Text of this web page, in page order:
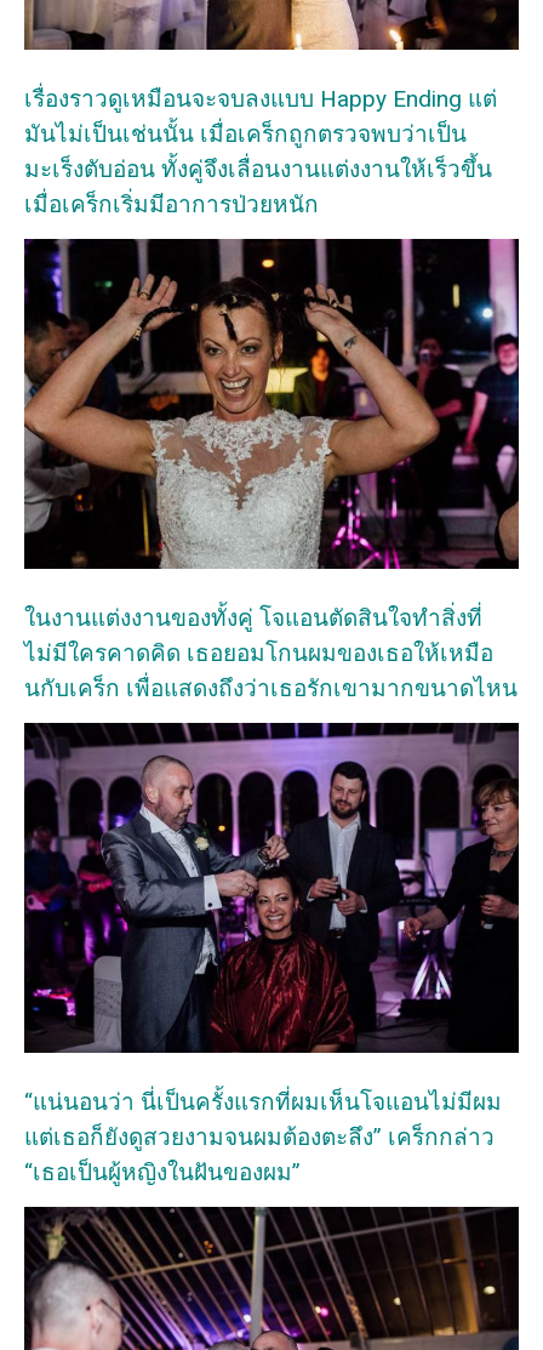
เรื่องราวดูเหมือนจะจบลงแบบ Happy Ending แต่
มันไม่เป็นเช่นนั้น เมื่อเคร็กถูกตรวจพบว่าเป็น
มะเร็งตับอ่อน ทั้งคู่จึงเลื่อนงานแต่งงานให้เร็วขึ้น
เมื่อเคร็กเริ่มมีอาการป่วยหนัก
ในงานแต่งงานของทั้งคู่ โจแอนตัดสินใจทำสิ่งที่
ไม่มีใครคาดคิด เธอยอมโกนผมของเธอให้เหมือ
นกับเคร็ก เพื่อแสดงถึงว่าเธอรักเขามากขนาดไหน
“แน่นอนว่า นี่เป็นครั้งแรกที่ผมเห็นโจแอนไม่มีผม
แต่เธอก็ยังดูสวยงามจนผมต้องตะลึง” เคร็กกล่าว
“เธอเป็นผู้หญิงในฝันของผม”